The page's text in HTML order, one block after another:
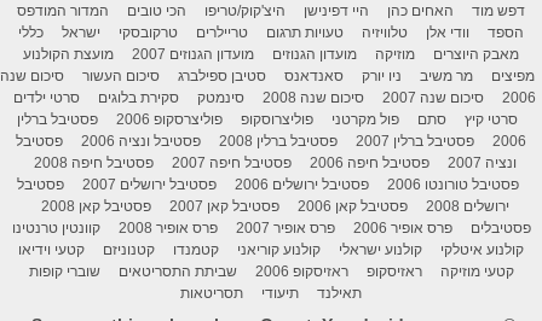
דפש מוד
האחים כהן היי דפינישן היצ'קוק/טריפו הכי טובים
המדור המודפס
הספד
וודי אלן טלוויזיה טעויות תרגום טריילרים טרקובסקי ישראל
כללי
מאבק היוצרים
מוזיקה מועדון הגנוזים מועדון הגנוזים 2007
מועצת הקולנוע
מפיצים
מר משיב ניו יורק סאנדאנס סטיבן ספילברג סיכום העשור
סיכום שנה
2006
סיכום שנה 2007 סיכום שנה 2008 סינמטק סקירת בלוגים
סרטי ילדים
סרטי קיץ
סתם פול מקרטני פוליצרוסקופ פוליצרסקופ 2006
פסטיבל ברלין
2006
פסטיבל ברלין 2007 פסטיבל ברלין 2008 פסטיבל ונציה 2006
פסטיבל
ונציה 2007
פסטיבל חיפה 2006 פסטיבל חיפה 2007
פסטיבל חיפה 2008
פסטיבל טורונטו 2006
פסטיבל ירושלים 2006 פסטיבל ירושלים 2007
פסטיבל
ירושלים 2008
פסטיבל קאן 2006 פסטיבל קאן 2007
פסטיבל קאן 2008
פסטיבלים
פרס אופיר 2006 פרס אופיר 2007 פרס אופיר 2008
קוונטין טרנטינו
קולנוע איטלקי
קולנוע ישראלי קולנוע קוריאני קטמנדו קטנוניזם
קטעי וידיאו
קטעי מוזיקה
ראזיסקופ ראזיסקופ 2006 שביתת התסריטאים
שוברי קופות
תאילנד
תיעודי תסריטאות